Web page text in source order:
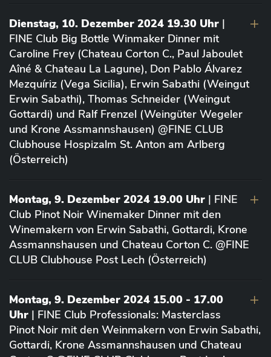
Dienstag, 10. Dezember 2024 19.30 Uhr |
FINE Club Big Bottle Winmaker Dinner mit
Caroline Frey (Chateau Corton C., Paul Jaboulet
Aîné & Chateau La Lagune), Don Pablo Álvarez
Mezquíriz (Vega Sicilia), Erwin Sabathi (Weingut
Erwin Sabathi), Thomas Schneider (Weingut
Gottardi) und Ralf Frenzel (Weingüter Wegeler
und Krone Assmannshausen) @FINE CLUB
Clubhouse Hospizalm St. Anton am Arlberg
(Österreich)
Montag, 9. Dezember 2024 19.00 Uhr | FINE
Club Pinot Noir Winemaker Dinner mit den
Winemakern von Erwin Sabathi, Gottardi, Krone
Assmannshausen und Chateau Corton C. @FINE
CLUB Clubhouse Post Lech (Österreich)
Montag, 9. Dezember 2024 15.00 - 17.00
Uhr | FINE Club Professionals: Masterclass
Pinot Noir mit den Weinmakern von Erwin Sabathi,
Gottardi, Krone Assmannshausen und Chateau